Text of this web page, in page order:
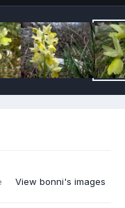
View bonni's images